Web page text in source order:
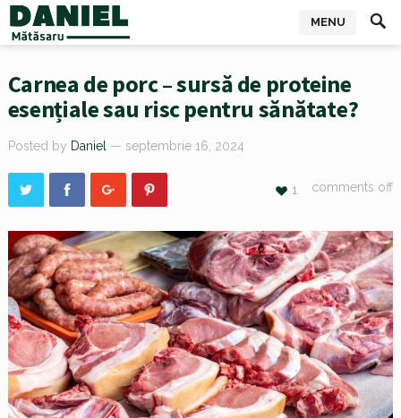
MENU
Carnea de porc – sursă de proteine
esențiale sau risc pentru sănătate?
Posted by Daniel — septembrie 16, 2024
comments off
1